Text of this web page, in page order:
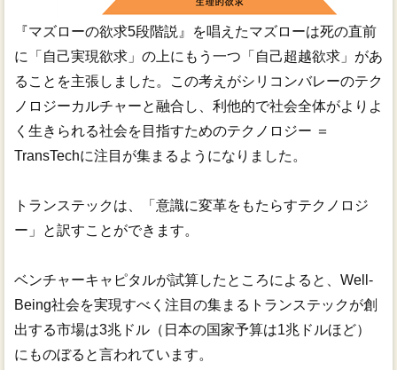
『マズローの欲求5段階説』を唱えたマズローは死の直前
に「自己実現欲求」の上にもう一つ「自己超越欲求」があ
ることを主張しました。この考えがシリコンバレーのテク
ノロジーカルチャーと融合し、利他的で社会全体がよりよ
く生きられる社会を目指すためのテクノロジー ＝
TransTechに注目が集まるようになりました。
トランステックは、「意識に変革をもたらすテクノロジ
ー」と訳すことができます。
ベンチャーキャピタルが試算したところによると、Well-
Being社会を実現すべく注目の集まるトランステックが創
出する市場は3兆ドル（日本の国家予算は1兆ドルほど）
にものぼると言われています。